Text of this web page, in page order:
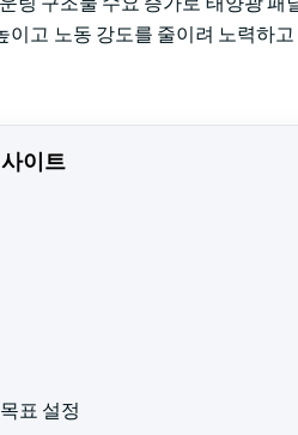
고 노동 강도를 줄이려 노력하
이트
표 설정